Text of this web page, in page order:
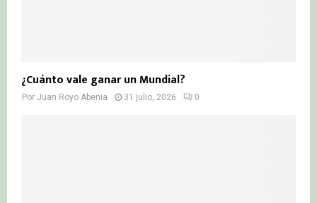
¿Cuánto vale ganar un Mundial?
Por Juan Royo Abenia 31 julio, 2026 0